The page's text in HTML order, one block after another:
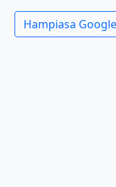
Hampiasa Google